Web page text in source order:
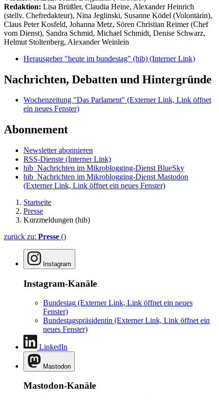
Redaktion: Lisa Brüßler, Claudia Heine, Alexander Heinrich
(stellv. Chefredakteur), Nina Jeglinski, Susanne Ködel (Volontärin),
Claus Peter Kosfeld, Johanna Metz, Sören Christian Reimer (Chef
vom Dienst), Sandra Schmid, Michael Schmidt, Denise Schwarz,
Helmut Stoltenberg, Alexander Weinlein
Herausgeber "heute im bundestag" (hib) (Interner Link)
Nachrichten, Debatten und Hintergründe
Wochenzeitung "Das Parlament" (Externer Link, Link öffnet
ein neues Fenster)
Abonnement
Newsletter abonnieren
RSS-Dienste (Interner Link)
hib_Nachrichten im Mikroblogging-Dienst BlueSky
hib_Nachrichten im Mikroblogging-Dienst Mastodon
(Externer Link, Link öffnet ein neues Fenster)
Startseite
Presse
Kurzmeldungen (hib)
zurück zu: Presse ()
Instagram
Instagram-Kanäle
Bundestag (Externer Link, Link öffnet ein neues
Fenster)
Bundestagspräsidentin (Externer Link, Link öffnet ein
neues Fenster)
LinkedIn
Mastodon
Mastodon-Kanäle